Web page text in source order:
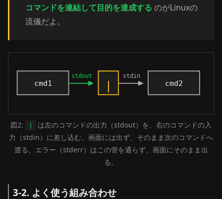
コマンドを連結して目的を達成する のがLinuxの
流儀だよ。
図2:
は左のコマンドの出力（stdout）を、右のコマンドの入
力（stdin）に差し込む。画面には出ず、そのまま次のコマンドへ
渡る。エラー（stderr）はこの管を通らず、画面にそのまま出
る。
3-2. よく使う組み合わせ